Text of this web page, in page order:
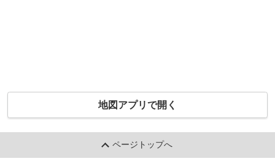
地図アプリで開く
ページトップへ